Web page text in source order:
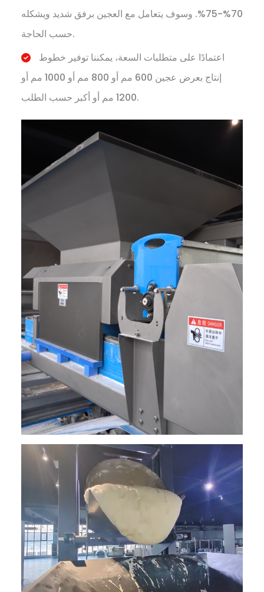
70%-75%. وسوف يتعامل مع العجين برفق شديد ويشكله
حسب الحاجة.
إنتاج بعرض عجين 600 مم أو 800 مم أو 1000 مم أو
1200 مم أو أكبر حسب الطلب.